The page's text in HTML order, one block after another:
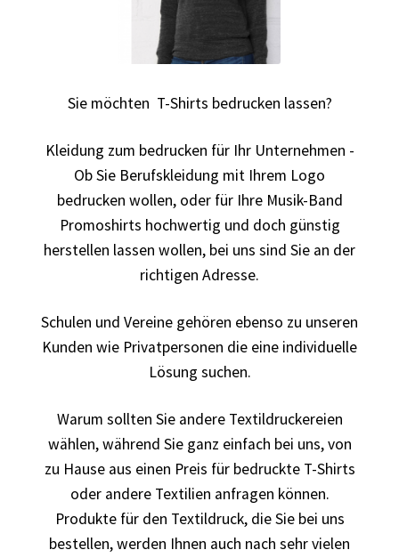
Bad Spencer T Shirt Kaufen – Motive selber gestalten und
bedrucken
Bambi T Shirt Kaufen – Motive selber gestalten und
bedrucken
Band T-Shirts Kaufen selber gestalten und bedrucken
Batman T-Shirts Kaufen selber gestalten und bedrucken
Berg T Shirt Kaufen – Motive selber gestalten und
bedrucken
Besiktas Istanbul Fussball T-Shirts Kaufen selber
gestalten und bedrucken
Bier – Alkohol T Shirts Kaufen – Motive selber gestalten
und bedrucken
Bike – Montainbike – Fahrrad T-Shirts Kaufen – Motive
selber gestalten und bedrucken
Sie möchten T-Shirts bedrucken lassen?
Kleidung zum bedrucken für Ihr Unternehmen -
Ob Sie Berufskleidung mit Ihrem Logo
bedrucken wollen, oder für Ihre Musik-Band
Promoshirts hochwertig und doch günstig
herstellen lassen wollen, bei uns sind Sie an der
richtigen Adresse.
Schulen und Vereine gehören ebenso zu unseren
Kunden wie Privatpersonen die eine individuelle
Lösung suchen.
Warum sollten Sie andere Textildruckereien
wählen, während Sie ganz einfach bei uns, von
zu Hause aus einen Preis für bedruckte T-Shirts
oder andere Textilien anfragen können.
Produkte für den Textildruck, die Sie bei uns
bestellen, werden Ihnen auch nach sehr vielen